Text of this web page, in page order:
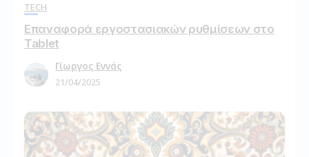
TECH
Επαναφορά εργοστασιακών ρυθμίσεων στο
Tablet
Γίωργος Εννάς
21/04/2025